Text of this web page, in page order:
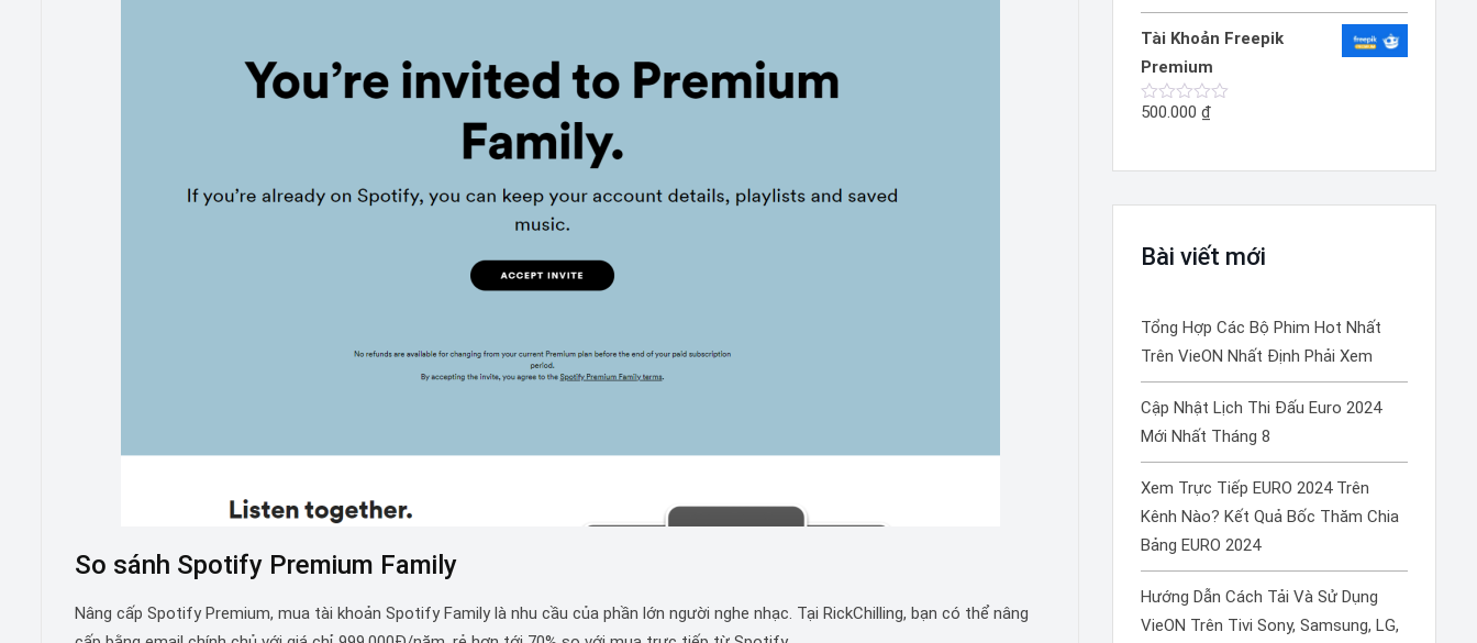
So sánh Spotify Premium Family
Nâng cấp Spotify Premium, mua tài khoản Spotify Family là nhu cầu của phần lớn người nghe nhạc. Tại RickChilling, bạn có thể nâng
0
sao
Tài Khoản Freepik
Premium
Được
500.000 ₫
Bài viết mới
Tổng Hợp Các Bộ Phim Hot Nhất
Trên VieON Nhất Định Phải Xem
Cập Nhật Lịch Thi Đấu Euro 2024
Mới Nhất Tháng 8
Xem Trực Tiếp EURO 2024 Trên
Kênh Nào? Kết Quả Bốc Thăm Chia
Bảng EURO 2024
Hướng Dẫn Cách Tải Và Sử Dụng
VieON Trên Tivi Sony, Samsung, LG,